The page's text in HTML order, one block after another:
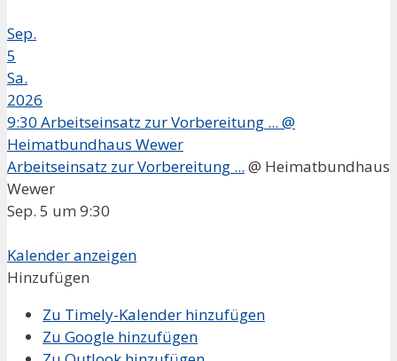
Sep.
5
Sa.
2026
9:30 Arbeitseinsatz zur Vorbereitung ... @
Heimatbundhaus Wewer
Arbeitseinsatz zur Vorbereitung ... @ Heimatbundhaus
Wewer
Sep. 5 um 9:30
Kalender anzeigen
Hinzufügen
Zu Timely-Kalender hinzufügen
Zu Google hinzufügen